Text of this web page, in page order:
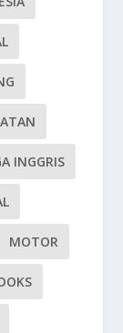
INGGRIS
MOTOR